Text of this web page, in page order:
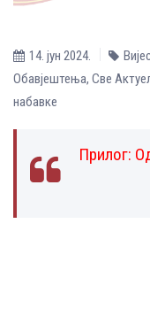
14. јун 2024.
Обавјештења, Све
набавке
Прилог: